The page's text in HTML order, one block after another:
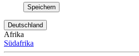
Speichern
Deutschland
Afrika
Südafrika